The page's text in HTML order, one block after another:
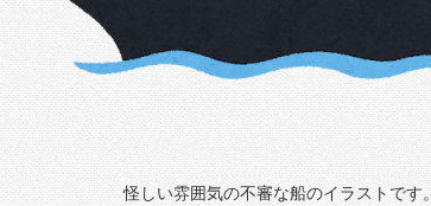
怪しい雰囲気の不審な船のイラストです。